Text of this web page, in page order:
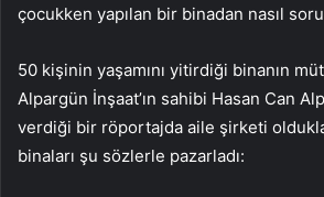
çocukken yapılan bir binadan nasıl
50 kişinin yaşamını yitirdiği binanın
Alpargün İnşaat’ın sahibi Hasan Can
verdiği bir röportajda aile şirketi
binaları şu sözlerle pazarladı: